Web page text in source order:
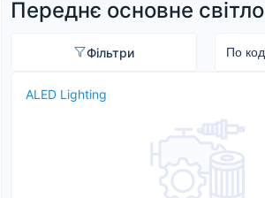
Переднє основне світло
Фільтри
ALED Lighting